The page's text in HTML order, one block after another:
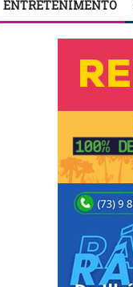
ENTRETENIMENTO